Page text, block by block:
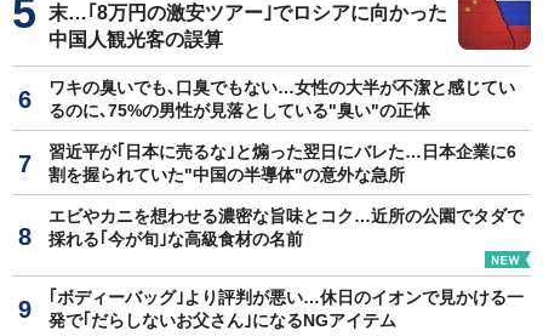
末…｢8万円の激安ツアー｣でロシアに向かった
中国人観光客の誤算
ワキの臭いでも､口臭でもない…女性の大半が不潔と感じてい
るのに､75%の男性が見落としている"臭い"の正体
習近平が｢日本に売るな｣と煽った翌日にバレた…日本企業に6
割を握られていた"中国の半導体"の意外な急所
エビやカニを想わせる濃密な旨味とコク…近所の公園でタダで
採れる｢今が旬｣な高級食材の名前
｢ボディーバッグ｣より評判が悪い…休日のイオンで見かける一
発で｢だらしないお父さん｣になるNGアイテム